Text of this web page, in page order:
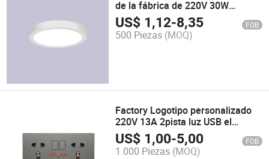
de la fábrica de 220V 30W
Downlight de montaje en
superficie del panel de LED de
interior de la luz de techo hacia
US$ 1,12-8,35 FOB
500 Piezas (MOQ)
Factory Logotipo personalizado
220V 13A 2pista luz USB el
enchufe de pared
US$ 1,00-5,00 FOB
1.000 Piezas (MOQ)